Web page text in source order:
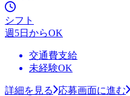
シフト
週5日からOK
交通費支給
未経験OK
詳細を見る
応募画面に進む